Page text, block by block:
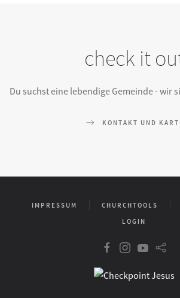
check it
Du suchst eine lebendige Gemeinde - wir
KONTAKT UND
IMPRESSUM CHURCHTOOLS
LOGIN